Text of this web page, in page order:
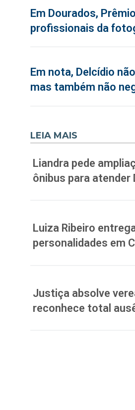
Em Dourados,
profissionais da
Em nota, Delcídio
mas também não
LEIA MAIS
Liandra pede
ônibus para atender
Luiza Ribeiro
personalidades em
Justiça absolve
reconhece total